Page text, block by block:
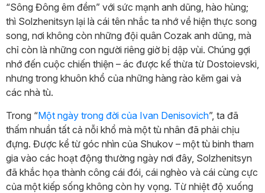
“Sông Đông êm đềm” với sức mạnh anh dũng, hào hùng;
thì Solzhenitsyn lại là cái tên nhắc ta nhớ về hiện thực song
song, nơi không còn những đội quân Cozak anh dũng, mà
chỉ còn là những con người riêng giờ bị dập vùi. Chúng gợi
nhớ đến cuộc chiến thiện – ác được kế thừa từ Dostoievski,
nhưng trong khuôn khổ của những hàng rào kẽm gai và
các nhà tù.
Trong “Một ngày trong đời của Ivan Denisovich”, ta đã
thấm nhuần tất cả nỗi khổ mà một tù nhân đã phải chịu
đựng. Được kể từ góc nhìn của Shukov – một tù binh tham
gia vào các hoạt động thường ngày nơi đây, Solzhenitsyn
đã khắc họa thành công cái đói, cái nghèo và cái cùng cực
của một kiếp sống không còn hy vọng. Từ nhiệt độ xuống